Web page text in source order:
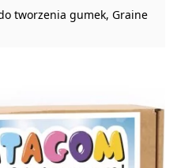
tworzenia gumek, Graine